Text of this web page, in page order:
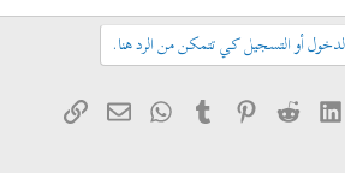
أو التسجيل كي تتمكن من الرد هنا.
LinkedIn
Reddit
Pinterest
Tumblr
WhatsApp
البريدالرابط